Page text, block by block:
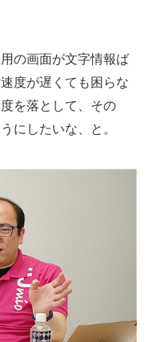
の画面が文字情報ば
度が遅くても困らな
を落として、その
にしたいな、と。